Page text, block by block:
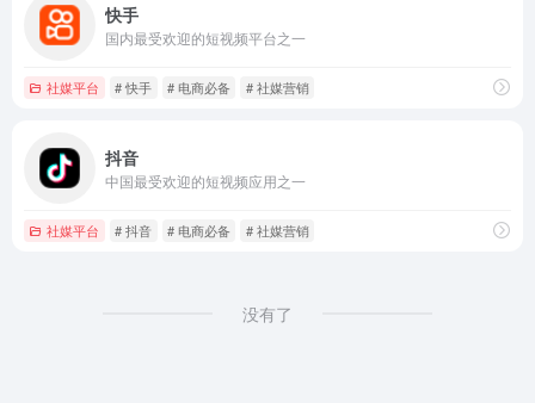
快手
国内最受欢迎的短视频平台之一
社媒平台 # 快手 # 电商必备 # 社媒营销
抖音
中国最受欢迎的短视频应用之一
社媒平台 # 抖音 # 电商必备 # 社媒营销
没有了